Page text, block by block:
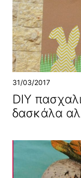
31/03/2017
DIY
δασκάλα